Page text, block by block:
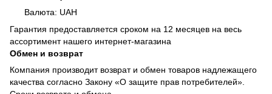
Валюта: UAH
Гарантия предоставляется сроком на 12 месяцев на весь
ассортимент нашего интернет-магазина
Обмен и возврат
Компания производит возврат и обмен товаров надлежащего
качества согласно Закону «О защите прав потребителей».